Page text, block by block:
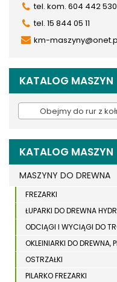
tel. kom. 604 442 530
tel. 15 844 05 11
km-
KATALOG MASZYN
Obejmy do rur z
KATALOG MASZYN
MASZYNY DO DREWNA
FREZARKI
ŁUPARKI DO DREWNA
ODCIĄGI I WYCIĄGI DO
OKLEINIARKI DO DREWNA,
OSTRZAŁKI
PILARKO FREZARKI